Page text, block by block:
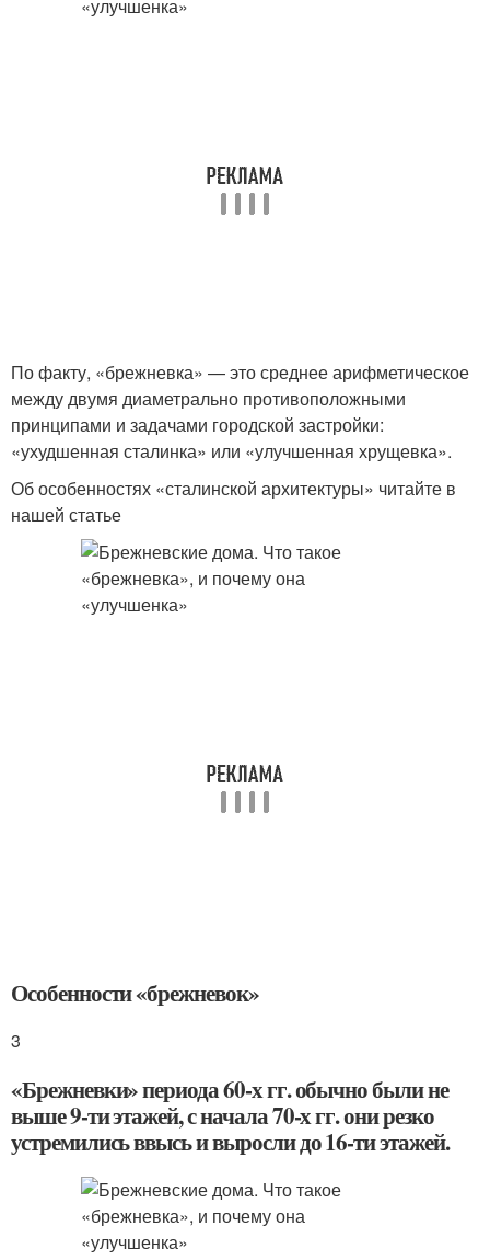
По факту, «брежневка» — это среднее арифметическое
между двумя диаметрально противоположными
принципами и задачами городской застройки:
«ухудшенная сталинка» или «улучшенная хрущевка».
Об особенностях «сталинской архитектуры» читайте в
нашей статье
Особенности «брежневок»
3
«Брежневки» периода 60-х гг. обычно были не
выше 9-ти этажей, с начала 70-х гг. они резко
устремились ввысь и выросли до 16-ти этажей.